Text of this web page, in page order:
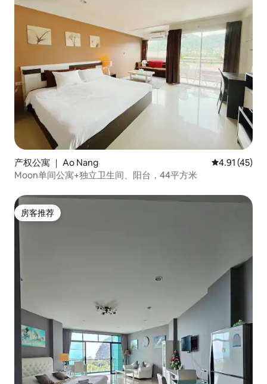
产权公寓 ｜ Ao Nang 平均评分
4.91 (45)
Moon单间公寓+独立卫生间、阳台，44平方米
房客推荐
房客推荐